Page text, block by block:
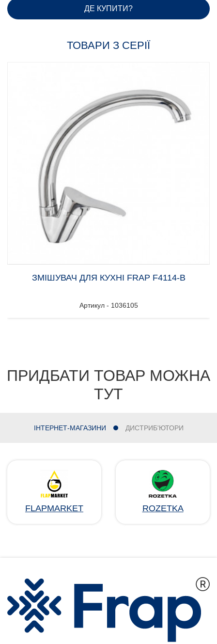
ДЕ КУПИТИ?
ТОВАРИ З СЕРІЇ
ЗМІШУВАЧ ДЛЯ КУХНІ FRAP F4114-В
Артикул - 1036105
ПРИДБАТИ ТОВАР МОЖНА
ТУТ
ІНТЕРНЕТ-МАГАЗИНИ ДИСТРИБ'ЮТОРИ
FLAPMARKET ROZETKA